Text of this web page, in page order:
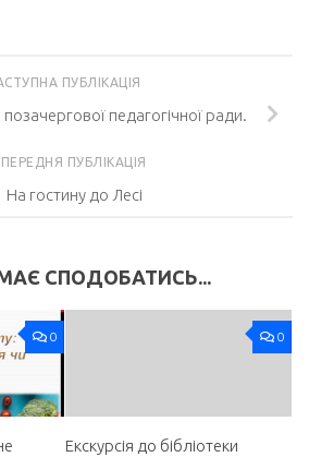
ПУБЛІКАЦІЯ
позачергової педагогічної ради.
ПУБЛІКАЦІЯ
На гостину до Лесі
СПОДОБАТИСЬ...
0 0
Екскурсія до бібліотеки